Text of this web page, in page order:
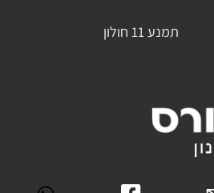
תמנע 11 חולון